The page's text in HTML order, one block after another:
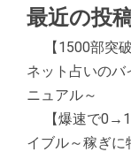
最近の投
【1500部突
ネット占いの
ニュアル～
【爆速で
イブル～稼ぎに